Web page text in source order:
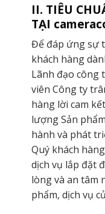
II. TIÊU
TẠI
Để đáp ứng sự
khách hàng
Lãnh đạo công
viên Công ty
hàng lời cam
lượng Sản
hành và phát
Quý khách
dịch vụ lắp đặt
lòng và an tâm
phẩm, dịch vụ